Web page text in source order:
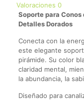
Valoraciones 0
Soporte para
Detalles Dorados
Conecta con la
este elegante
pirámide. Su color
claridad mental,
la abundancia, la
Diseñado para